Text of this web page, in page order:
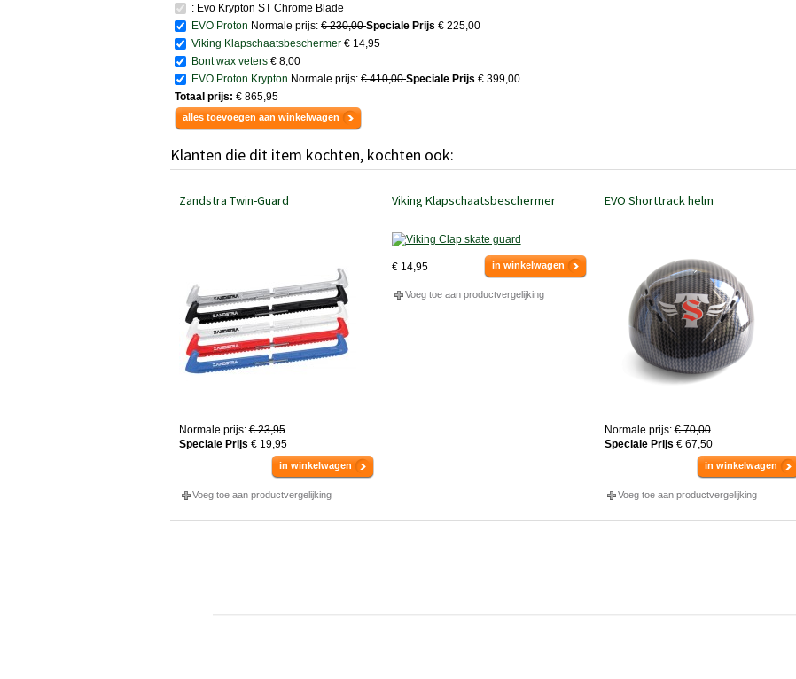
: Evo Krypton ST Chrome Blade
EVO Proton Normale prijs: € 230,00Speciale Prijs € 225,00
Viking Klapschaatsbeschermer € 14,95
Bont wax veters € 8,00
EVO Proton Krypton Normale prijs: € 410,00Speciale Prijs € 399,00
Totaal prijs: € 865,95
alles toevoegen aan winkelwagen
Klanten die dit item kochten, kochten ook:
Zandstra Twin-Guard
Normale prijs: € 23,95
Speciale Prijs € 19,95
in winkelwagen
Voeg toe aan productvergelijking
Viking Klapschaatsbeschermer
€ 14,95 in winkelwagen
Voeg toe aan productvergelijking
EVO Shorttrack helm
Normale prijs: € 70,00
Speciale Prijs € 67,50
in winkelwagen
Voeg toe aan productvergelijking